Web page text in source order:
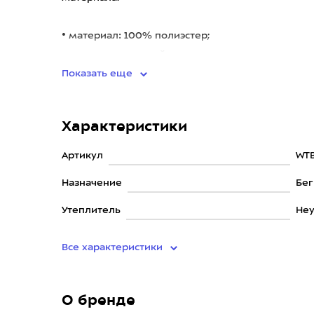
• материал: 100% полиэстер;
Показать еще
Характеристики
Артикул
Назначение Бег
Утеплитель
Все характеристики
О бренде